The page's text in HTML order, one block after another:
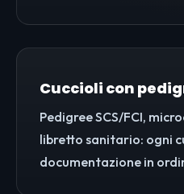
Cuccioli con
Pedigree SCS/FCI,
libretto sanitario: ogni
documentazione in